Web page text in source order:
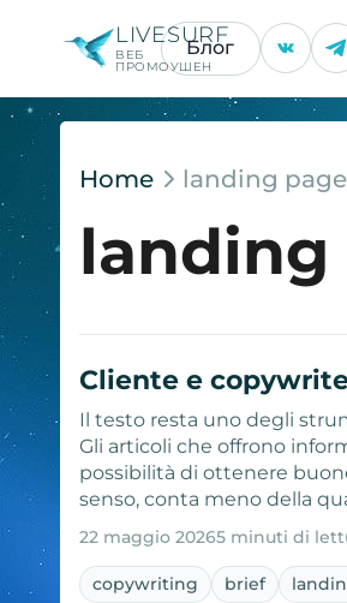
LIVESURF
ВЕБ
ПРОМОУШЕН
Блог
Home landing page
landing
Cliente e
Il testo resta uno degli
Gli articoli che offrono
possibilità di ottenere
senso, conta meno della
22 maggio 20265 minuti di
copywriting brief